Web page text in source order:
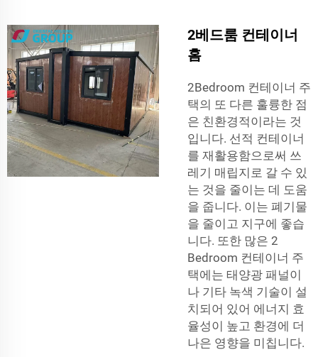
2베드룸 컨테이너
홈
2Bedroom 컨테이너 주
택의 또 다른 훌륭한 점
은 친환경적이라는 것
입니다. 선적 컨테이너
를 재활용함으로써 쓰
레기 매립지로 갈 수 있
는 것을 줄이는 데 도움
을 줍니다. 이는 폐기물
을 줄이고 지구에 좋습
니다. 또한 많은 2
Bedroom 컨테이너 주
택에는 태양광 패널이
나 기타 녹색 기술이 설
치되어 있어 에너지 효
율성이 높고 환경에 더
나은 영향을 미칩니다.